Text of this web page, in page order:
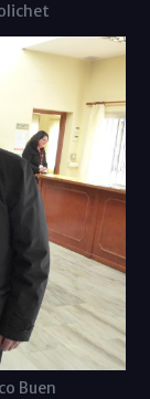
Buen